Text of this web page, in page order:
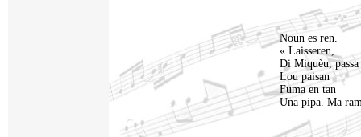
Noun es ren.
« Laisseren,
Di Miquèu, passa
Lou paisan
Fuma en tan
Una pipa. Ma